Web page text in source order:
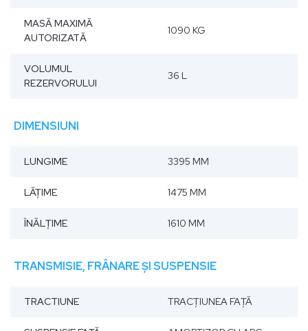
MASĂ MAXIMĂ
AUTORIZATĂ
1090 KG
VOLUMUL
REZERVORULUI
36 L
DIMENSIUNI
LUNGIME 3395 MM
LĂŢIME 1475 MM
ÎNĂLŢIME 1610 MM
TRANSMISIE, FRÂNARE ȘI SUSPENSIE
TRACTIUNE TRACŢIUNEA FAŢĂ